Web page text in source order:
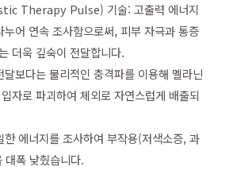
Therapy Pulse) 기술: 고출력 에너지
누어 연속 조사함으로써, 피부 자극과 통증
더욱 깊숙이 전달합니다.
보다는 물리적인 충격파를 이용해 멜라닌
자로 파괴하여 체외로 자연스럽게 배출되
한 에너지를 조사하여 부작용(저색소증, 과
대폭 낮췄습니다.